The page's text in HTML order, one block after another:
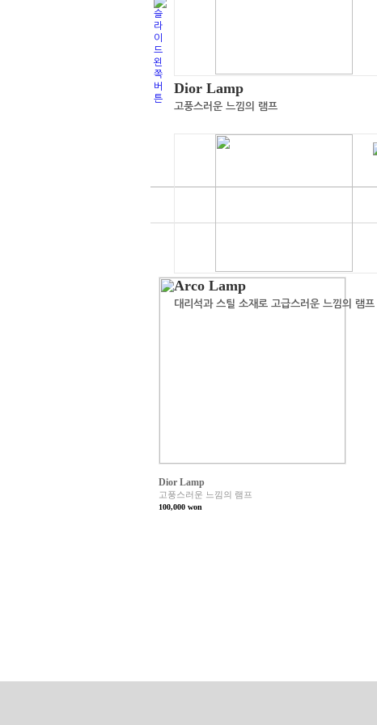
Dior Lamp
고풍스러운 느낌의 램프
Arco Lamp
대리석과 스틸 소재로 고급스러운 느낌의 램프
Dior Lamp
고풍스러운 느낌의 램프
100,000 won